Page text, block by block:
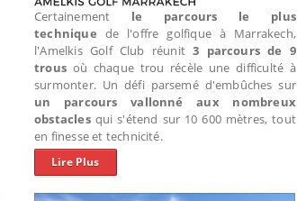
Certainement le parcours le plus
technique de l'offre golfique à Marrakech,
l'Amelkis Golf Club réunit3 parcours de 9
trous où chaque trou récèle une difficulté à
surmonter. Un défi parsemé d'embûches sur
un parcours vallonné aux nombreux
obstaclesqui s'étend sur 10 600 mètres, tout
en finesse et technicité.
Lire Plus